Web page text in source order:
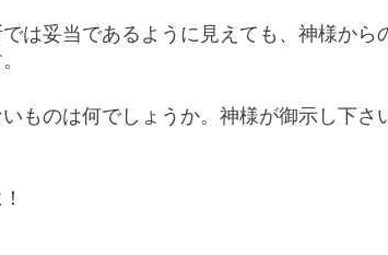
は妥当であるように見えても、神様から
ものは何でしょうか。神様が御示し下さ